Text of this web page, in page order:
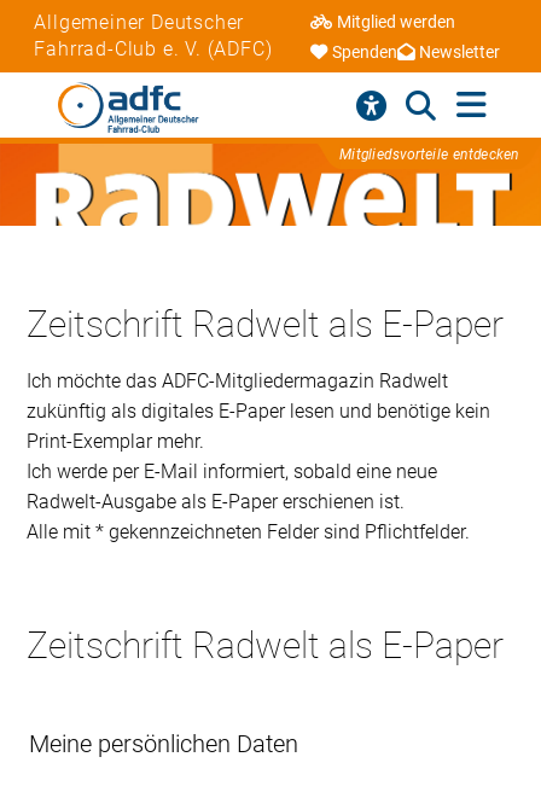
Allgemeiner Deutscher
Fahrrad-Club e. V. (ADFC)
Mitglied werden
Spenden
Newsletter
Mitgliedsvorteile entdecken
Zeitschrift Radwelt als E-Paper
Ich möchte das ADFC-Mitgliedermagazin Radwelt
zukünftig als digitales E-Paper lesen und benötige kein
Print-Exemplar mehr.
Ich werde per E-Mail informiert, sobald eine neue
Radwelt-Ausgabe als E-Paper erschienen ist.
Alle mit * gekennzeichneten Felder sind Pflichtfelder.
Zeitschrift Radwelt als E-Paper
Meine persönlichen Daten